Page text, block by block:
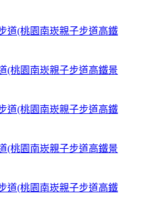
(桃園南崁親子步道高鐵景
(桃園南崁親子步道高鐵景